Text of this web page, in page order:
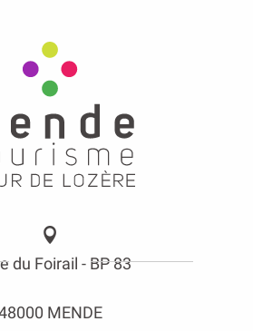
du Foirail - BP 83
MENDE